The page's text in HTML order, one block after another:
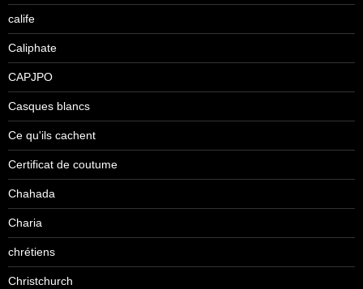
calife
Caliphate
CAPJPO
Casques blancs
Ce qu'ils cachent
Certificat de coutume
Chahada
Charia
chrétiens
Christchurch